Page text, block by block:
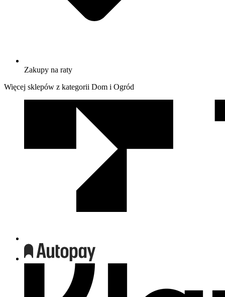
Zakupy na raty
Więcej sklepów z kategorii Dom i Ogród